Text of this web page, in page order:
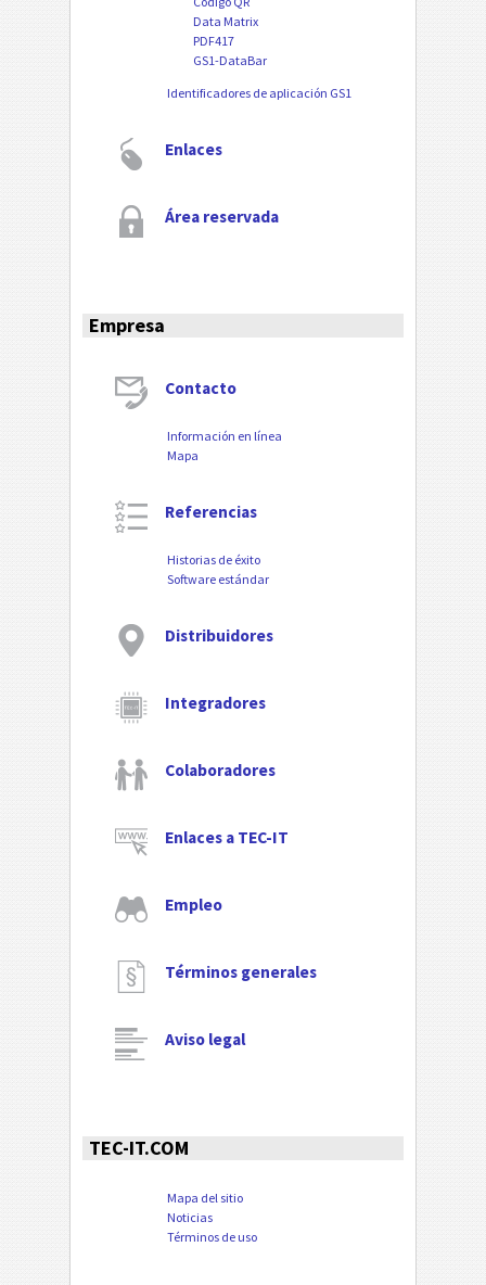
Data Matrix
PDF417
GS1-DataBar
Identificadores de aplicación GS1
Enlaces
Área reservada
Empresa
Contacto
Información en línea
Mapa
Referencias
Historias de éxito
Software estándar
Distribuidores
Integradores
Colaboradores
Enlaces a TEC-IT
Empleo
Términos generales
Aviso legal
TEC-IT.COM
Mapa del sitio
Noticias
Términos de uso